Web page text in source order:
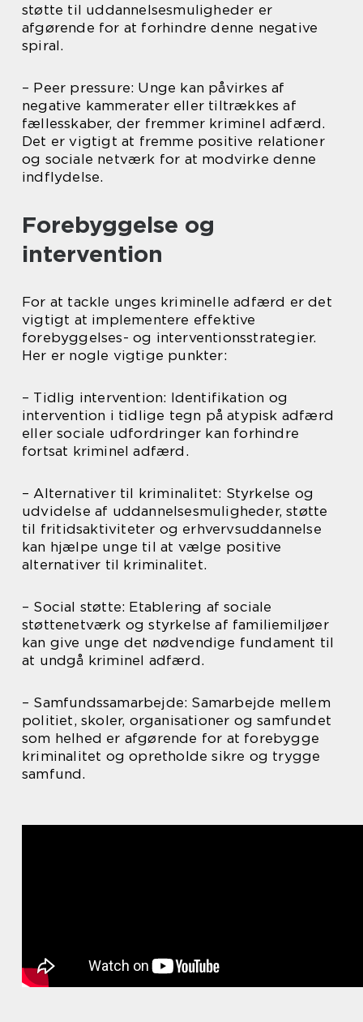
støtte til uddannelsesmuligheder er
afgørende for at forhindre denne negative
spiral.
– Peer pressure: Unge kan påvirkes af
negative kammerater eller tiltrækkes af
fællesskaber, der fremmer kriminel adfærd.
Det er vigtigt at fremme positive relationer
og sociale netværk for at modvirke denne
indflydelse.
Forebyggelse og
intervention
For at tackle unges kriminelle adfærd er det
vigtigt at implementere effektive
forebyggelses- og interventionsstrategier.
Her er nogle vigtige punkter:
– Tidlig intervention: Identifikation og
intervention i tidlige tegn på atypisk adfærd
eller sociale udfordringer kan forhindre
fortsat kriminel adfærd.
– Alternativer til kriminalitet: Styrkelse og
udvidelse af uddannelsesmuligheder, støtte
til fritidsaktiviteter og erhvervsuddannelse
kan hjælpe unge til at vælge positive
alternativer til kriminalitet.
– Social støtte: Etablering af sociale
støttenetværk og styrkelse af familiemiljøer
kan give unge det nødvendige fundament til
at undgå kriminel adfærd.
– Samfundssamarbejde: Samarbejde mellem
politiet, skoler, organisationer og samfundet
som helhed er afgørende for at forebygge
kriminalitet og opretholde sikre og trygge
samfund.